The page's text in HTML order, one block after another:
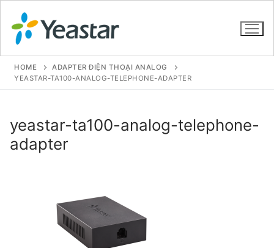
SẢN PHẨM
Tổng đài VoIP Yeastar S20
Tổng đài VoIP Yeastar S50
HOME
ADAPTER ĐIỆN THOẠI ANALOG
YEASTAR-TA100-ANALOG-TELEPHONE-ADAPTER
yeastar-ta100-analog-telephone-
adapter